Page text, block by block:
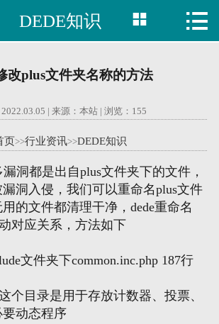
 首页
行业资讯
关于我们
DEDE知识  
改plus文件夹名称的方法
| 来源：本站 | 浏览： 155
页>>行业资讯>>DEDE知识
洞都是出自plus文件夹下的文件，
洞入侵，我们可以重命名plus文件
的文件都清理干净，dede重命名
对应关系，方法如下
文件夹下common.inc.php 187行
目录是用于存放计数器、投票、
动态程序